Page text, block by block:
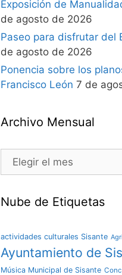
Exposición de
de agosto de 2026
Paseo para disfrutar del
de agosto de 2026
Ponencia sobre los
Francisco León 7 de
Archivo Mensual
Nube de Etiquetas
actividades culturales Sisante
Ayuntamiento de
Música Municipal de Sisante